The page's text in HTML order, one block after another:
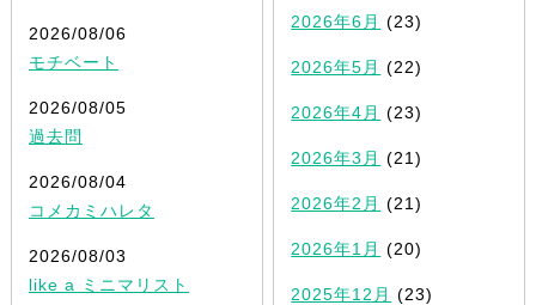
2026/08/06
モチベート
2026/08/05
過去問
2026/08/04
コメカミハレタ
2026/08/03
like a ミニマリスト
2026年6月 (23)
2026年5月 (22)
2026年4月 (23)
2026年3月 (21)
2026年2月 (21)
2026年1月 (20)
2025年12月 (23)